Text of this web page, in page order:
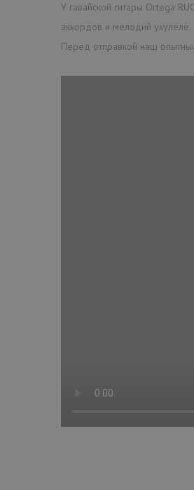
У гавайской гитары Ortega
аккордов и мелодий укулеле.
Перед отправкой наш